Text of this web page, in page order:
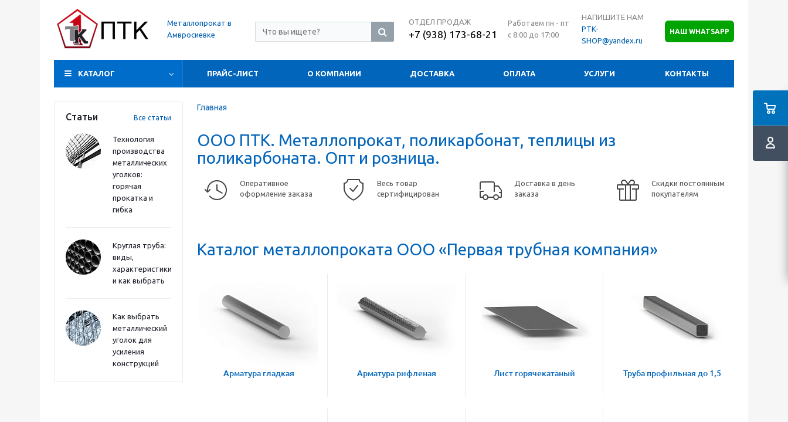
Металлопрокат в
Амвросиевке
ОТДЕЛ ПРОДАЖ
+7 (938) 173-68-21
Работаем пн - пт
с 8:00 до 17:00
НАПИШИТЕ НАМ
PTK-
SHOP@yandex.ru
НАШ WHATSAPP
КАТАЛОГ ПРАЙС-ЛИСТ О КОМПАНИИ ДОСТАВКА ОПЛАТА УСЛУГИ КОНТАКТЫ
Статьи Все статьи
Технология
производства
металлических
уголков:
горячая
прокатка и
гибка
Круглая труба:
виды,
характеристики
и как выбрать
Как выбрать
металлический
уголок для
усиления
конструкций
Главная
ООО ПТК. Металлопрокат, поликарбонат, теплицы из
поликарбоната. Опт и розница.
Оперативное
оформление заказа
Весь товар
сертифицирован
Доставка в день
заказа
Скидки постоянным
покупателям
Каталог металлопроката ООО «Первая трубная компания»
Арматура гладкая Арматура рифленая Лист горячекатаный Труба профильная до 1,5